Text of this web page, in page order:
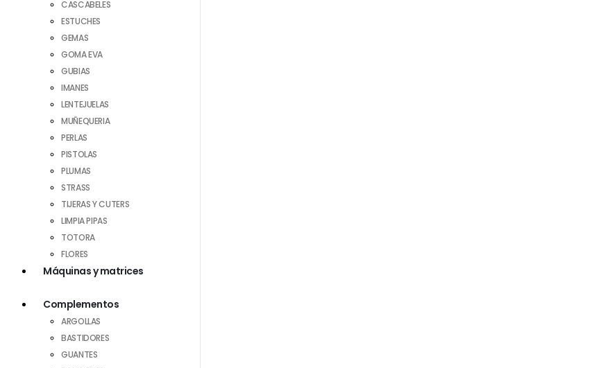
CASCABELES
ESTUCHES
GEMAS
GOMA EVA
GUBIAS
IMANES
LENTEJUELAS
MUÑEQUERIA
PERLAS
PISTOLAS
PLUMAS
STRASS
TIJERAS Y CUTERS
LIMPIA PIPAS
TOTORA
FLORES
Máquinas y matrices
Complementos
ARGOLLAS
BASTIDORES
GUANTES